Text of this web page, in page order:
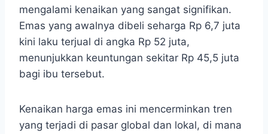
mengalami kenaikan yang sangat signifikan.
Emas yang awalnya dibeli seharga Rp 6,7 juta
kini laku terjual di angka Rp 52 juta,
menunjukkan keuntungan sekitar Rp 45,5 juta
bagi ibu tersebut.
Kenaikan harga emas ini mencerminkan tren
yang terjadi di pasar global dan lokal, di mana